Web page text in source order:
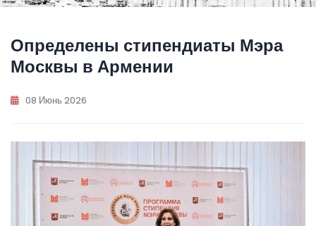
Определены стипендиаты Мэра
Москвы в Армении
08 Июнь 2026